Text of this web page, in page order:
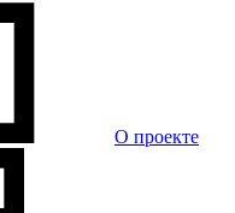
О проекте